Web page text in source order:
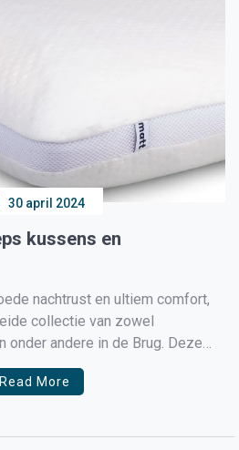
30 april 2024
kussens en
nachtrust en ultiem comfort,
collectie van zowel
onder andere in de Brug. Deze
producten zorgt ervoor
kunt slapen en elke ochtend
Read More